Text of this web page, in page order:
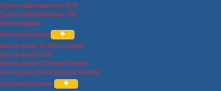
Трубы гофрированные ИЭК
Трубы гофрированные DKC
Металлорукав
Кабельный канал
Кабель-канал DLPlus Legrand
Кабель-канал ИЭК
Кабель-канал Schneider Electric
Аксессуары для кабельных каналов
Силовые разъемы